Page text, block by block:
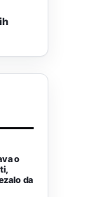
o
da